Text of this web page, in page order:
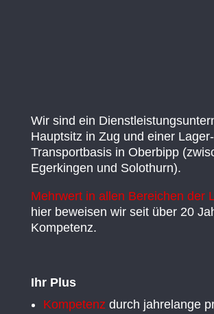
Wir sind ein
Hauptsitz in Zug und einer
Transportbasis in Oberbipp
Egerkingen und Solothurn).
Mehrwert in allen Bereichen der
hier beweisen wir seit über 20
Kompetenz.
Ihr Plus
Kompetenz durch jahrelange